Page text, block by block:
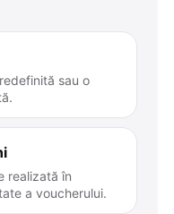
sau o
realizată în
a voucherului.